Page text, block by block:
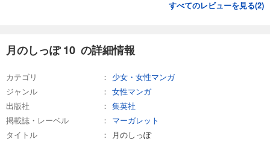
すべてのレビューを見る(2)
月のしっぽ 10 の詳細情報
カテゴリ
少女・女性マンガ
ジャンル
女性マンガ
出版社
集英社
掲載誌・レーベル
マーガレット
タイトル
月のしっぽ